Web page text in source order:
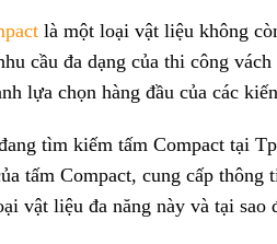
là một loại vật liệu không
cầu đa dạng của thi công
lựa chọn hàng đầu của các
tìm kiếm tấm Compact tại
tấm Compact, cung cấp
vật liệu đa năng này và tại sao